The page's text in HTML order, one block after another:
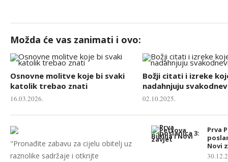
Možda će vas zanimati i ovo:
Osnovne molitve koje bi svaki
katolik trebao znati
16.03.2026.
Božji citati i izreke
nadahnjuju
02.10.2025.
"Pronađite zabavu za cijelu obitelj uz
raznolike sadržaje i otkrijte
Prva
Novi